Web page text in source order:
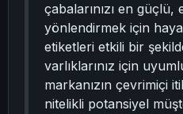
çabalarınızı en güçlü,
yönlendirmek için
etiketleri etkili bir
varlıklarınız için
markanızın çevrimiçi
nitelikli potansiyel